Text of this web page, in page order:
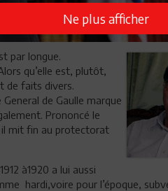
par longue.
qu’elle est, plutôt,
de faits divers.
de Gaulle marque
Prononcé le
il mit fin au protectorat
à1920 a lui aussi
hardi,voire pour l’époque,
Ne plus afficher